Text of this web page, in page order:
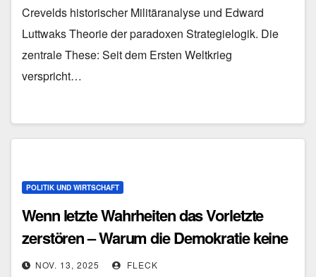
Crevelds historischer Militäranalyse und Edward
Luttwaks Theorie der paradoxen Strategielogik. Die
zentrale These: Seit dem Ersten Weltkrieg
verspricht…
POLITIK UND WIRTSCHAFT
Wenn letzte Wahrheiten das Vorletzte
zerstören – Warum die Demokratie keine
Heilsgewissheiten verträgt
NOV. 13, 2025 FLECK